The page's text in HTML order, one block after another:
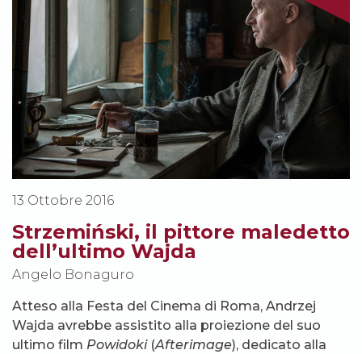
13 Ottobre 2016
Strzemiński, il pittore maledetto
dell’ultimo Wajda
Angelo Bonaguro
Atteso alla Festa del Cinema di Roma, Andrzej
Wajda avrebbe assistito alla proiezione del suo
ultimo film Powidoki(Afterimage), dedicato alla